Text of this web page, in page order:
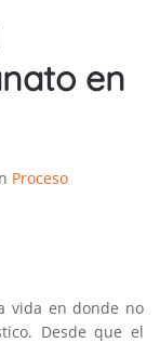
en
Proceso
vida en donde no
Desde que el